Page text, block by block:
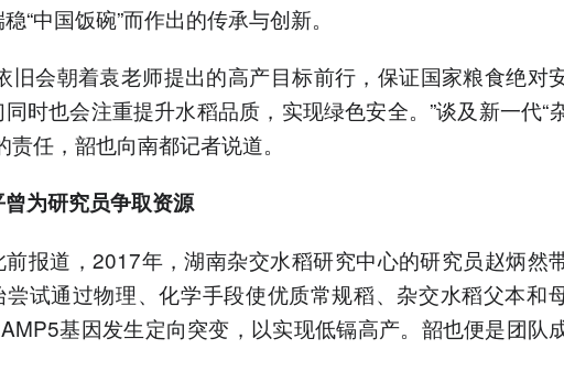
“中国饭碗”而作出的传承与创新。
旧会朝着袁老师提出的高产目标前行，保证国家粮食绝对安
时也会注重提升水稻品质，实现绿色安全。”谈及新一代“
责任，韶也向南都记者说道。
为研究员争取资源
前报道，2017年，湖南杂交水稻研究中心的研究员赵炳然
尝试通过物理、化学手段使优质常规稻、杂交水稻父本和
基因发生定向突变，以实现低镉高产。韶也便是团队